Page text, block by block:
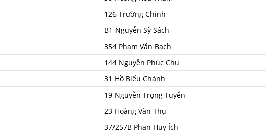
126 Trường Chinh
B1 Nguyễn Sỹ Sách
354 Phạm Văn Bạch
144 Nguyễn Phúc Chu
31 Hồ Biểu Chánh
19 Nguyễn Trọng Tuyển
23 Hoàng Văn Thụ
37/257B Phan Huy Ích